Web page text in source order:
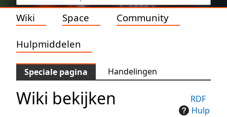
Wiki Space Community
Hulpmiddelen
Speciale pagina Handelingen
RDF
Hulp
Wiki bekijken